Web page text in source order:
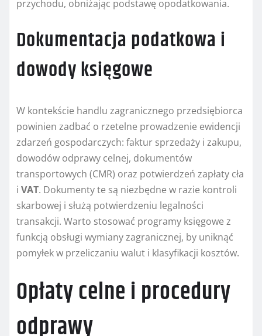
przychodu, obniżając podstawę opodatkowania.
Dokumentacja podatkowa i
dowody księgowe
W kontekście handlu zagranicznego przedsiębiorca
powinien zadbać o rzetelne prowadzenie ewidencji
zdarzeń gospodarczych: faktur sprzedaży i zakupu,
dowodów odprawy celnej, dokumentów
transportowych (CMR) oraz potwierdzeń zapłaty cła
i VAT. Dokumenty te są niezbędne w razie kontroli
skarbowej i służą potwierdzeniu legalności
transakcji. Warto stosować programy księgowe z
funkcją obsługi wymiany zagranicznej, by uniknąć
pomyłek w przeliczaniu walut i klasyfikacji kosztów.
Opłaty celne i procedury
odprawy